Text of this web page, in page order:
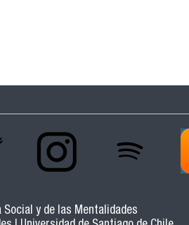
de Emma Goldman contra la
nuevas lecturas desde la
y de las Mentalidades